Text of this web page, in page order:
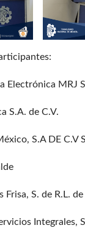
Electrónica MRJ
S.A. de C.V.
S.A DE C.V
Frisa, S. de R.L. de
Integrales,